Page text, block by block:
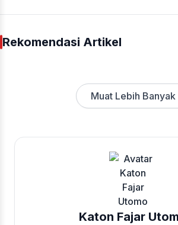
Rekomendasi Artikel
Muat Lebih Banyak
Katon Fajar